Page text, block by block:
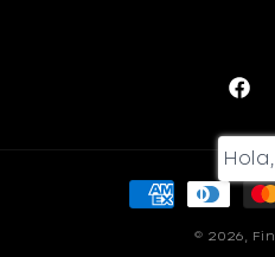
Formas
de
© 2026,